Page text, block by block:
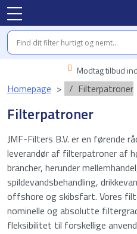
Modtag tilbud
Homepage Filterpatroner
Filterpatroner
JMF-Filters B.V. er en førende
leverandør af filterpatroner af
brancher, herunder
spildevandsbehandling,
offshore og skibsfart. Vores
nominelle og absolutte
fleksibilitet til forskellige